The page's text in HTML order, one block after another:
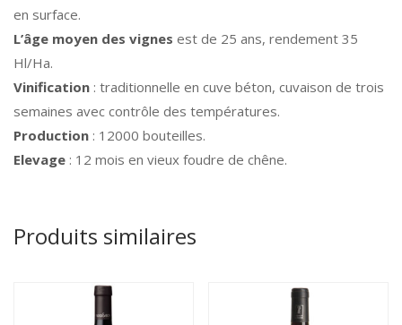
en surface.
L’âge moyen des vignes est de 25 ans, rendement 35
Hl/Ha.
Vinification : traditionnelle en cuve béton, cuvaison de trois
semaines avec contrôle des températures.
Production : 12000 bouteilles.
Elevage : 12 mois en vieux foudre de chêne.
Produits similaires